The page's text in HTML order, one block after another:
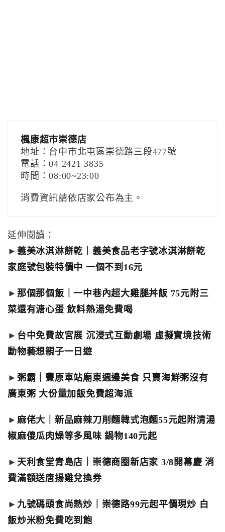
楓康超市崇德店
地址：台中市北屯區崇德路三段477號
電話：04 2421 3835
時間：08:00~23:00
消費資訊請依店家公布為主。
延伸閱讀：
► 義美冰淇淋餅乾｜義美食品老字號冰淇淋餅乾
家庭號包裝特價中 一個不到16元
► 那個那個飯｜一中巷內超大雞腿丼飯 75元附三
菜還有溏心蛋 飲料熱湯免費喝
► 台中免費故宮展 沉浸式互動劇場 虛擬實境技術
動物藝想親子一日遊
► 粥霸｜豐原車站廟東週邊美食 只賣海鮮粥沒有
廣東粥 大份量加飯免費超海派
► 麻佬大｜新品麻辣刀削麵韓式泡麵55元起附清湯
椒麻傻瓜肉燥等多風味 鍋物140元起
► 天利食堂青島店｜崇德商圈新店家 3/8開幕慶 消
費滿額送唐揚雞兌換券
► 九號碼頭食尚熱炒｜崇德路99元起平價現炒 白
飯炒米粉免費吃到飽